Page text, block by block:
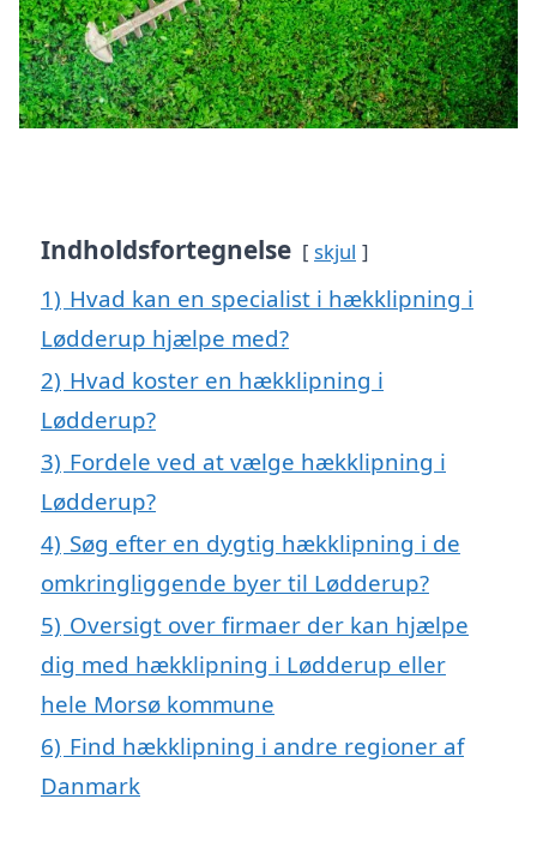
Indholdsfortegnelse skjul
1) Hvad kan en specialist i hækklipning i
Lødderup hjælpe med?
2) Hvad koster en hækklipning i
Lødderup?
3) Fordele ved at vælge hækklipning i
Lødderup?
4) Søg efter en dygtig hækklipning i de
omkringliggende byer til Lødderup?
5) Oversigt over firmaer der kan hjælpe
dig med hækklipning i Lødderup eller
hele Morsø kommune
6) Find hækklipning i andre regioner af
Danmark